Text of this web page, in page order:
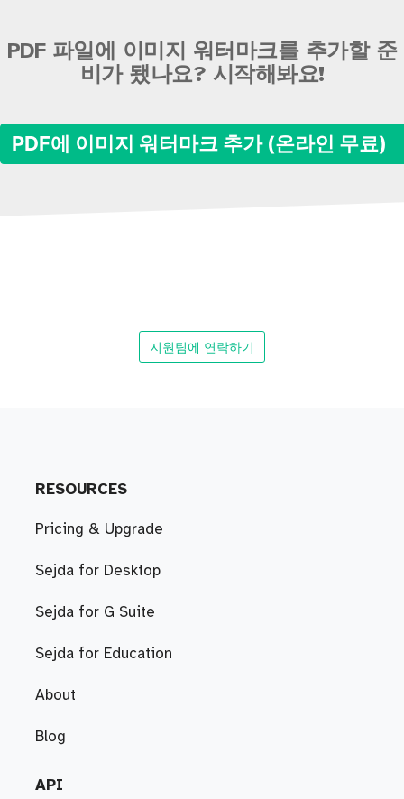
PDF 파일에 이미지 워터마크를 추가할 준
비가 됐나요? 시작해봐요!
PDF에 이미지 워터마크 추가 (온라인 무료)
지원팀에 연락하기
RESOURCES
Pricing & Upgrade
Sejda for Desktop
Sejda for G Suite
Sejda for Education
About
Blog
API